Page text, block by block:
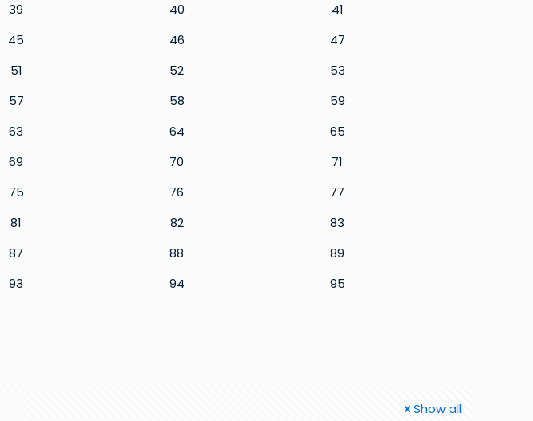
39 40
41
45 46
47
51 52
53
57 58
59
63 64
65
69 70
71
75 76
77
81 82
83
87 88
89
93 94
95
Show all